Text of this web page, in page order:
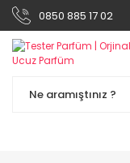
0850 885 17 02